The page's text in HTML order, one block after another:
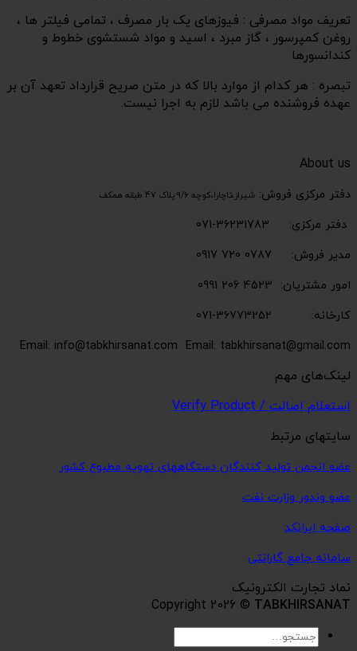
تعریف مواد مصرفی : فیوزهای یک بار مصرف ، تمامی فیلتر ها ،
روغن کمپرسور ، گاز مبرد ، اسید و مواد شستشوی خطوط و
کندانسورها
تبصره : هر کدام از موارد بالا که در متن صریح قرارداد تعهد آن بر
عهده فروشنده می باشد لازم به اجرا نیست.
About us
دفتر مرکزی فروش: شیراز،تاچارا،کوچه 9/6 پلاک 47 طبقه همکف
دفتر مرکزی: 36231783-071
مدیر فروش: 0787 720 0917
امور مشتریان: 4523 206 0991
کارخانه: 36773252-071
Email: info@tabkhirsanat.com Email: tabkhirsanat@gmail.com
لینک‌های مهم
استعلام اصالت / Verify Product
سایتهای مرتبط
عضو انجمن تولید کنندگان دستگاههای تهویه مطبوع کشور
عضو وندور وزارت نفت
صفحه ایرانکد
سامانه جامع گارانتی
نماد تجارت الکترونیک
Copyright 2026 © TABKHIRSANAT
جستجو